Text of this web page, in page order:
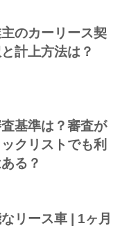
のカーリース契
計上方法は？
基準は？審査が
クリストでも利
る？
リース車 | 1ヶ月